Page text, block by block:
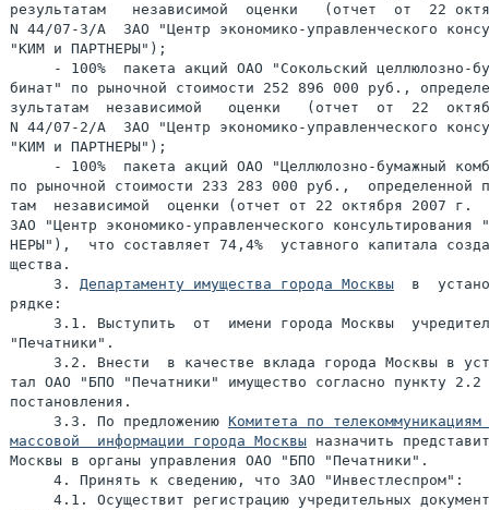
результатам   независимой  оценки   (отчет  от  22
N 44/07-3/А  ЗАО "Центр экономико-управленческого
"КИМ и ПАРТНЕРЫ");
- 100%  пакета акций ОАО "Сокольский целлюлозно-
бинат" по рыночной стоимости 252 896 000 руб.,
зультатам  независимой   оценки   (отчет  от  22
N 44/07-2/А  ЗАО "Центр экономико-управленческого
"КИМ и ПАРТНЕРЫ");
- 100%  пакета акций ОАО "Целлюлозно-бумажный
по рыночной стоимости 233 283 000 руб.,  определенной
там  независимой  оценки (отчет от 22 октября 2007 г.
ЗАО "Центр экономико-управленческого
НЕРЫ"),  что составляет 74,4%  уставного капитала
щества.
     3.
Департаменту имущества города Москвы
в
рядке:
3.1. Выступить  от  имени города Москвы
"Печатники".
3.2. Внести  в качестве вклада города Москвы в
тал ОАО "БПО "Печатники" имущество согласно пункту 2.2
постановления.
     3.3. По предложению
Комитета по
массовой  информации города Москвы назначить
Москвы в органы управления ОАО "БПО "Печатники".
     4. Принять к сведению, что ЗАО "Инвестлеспром":
4.1. Осуществит регистрацию учредительных